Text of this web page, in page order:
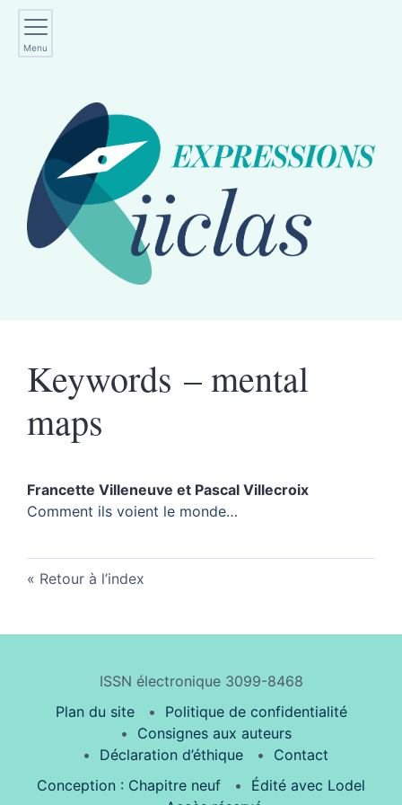
Menu
Keywords – mental
maps
Francette Villeneuve et Pascal Villecroix
Comment ils voient le monde…
Retour à l’index
ISSN électronique 3099-8468
Plan du site
Politique de confidentialité
Consignes aux auteurs
Déclaration d’éthique
Contact
Conception : Chapitre neuf
Édité avec Lodel